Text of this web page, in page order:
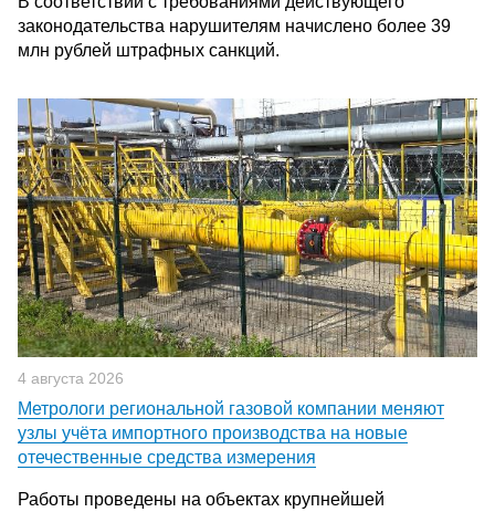
законодательства нарушителям начислено более 39
млн рублей штрафных санкций.
4 августа 2026
Метрологи региональной газовой компании меняют
узлы учёта импортного производства на новые
отечественные средства измерения
Работы проведены на объектах крупнейшей